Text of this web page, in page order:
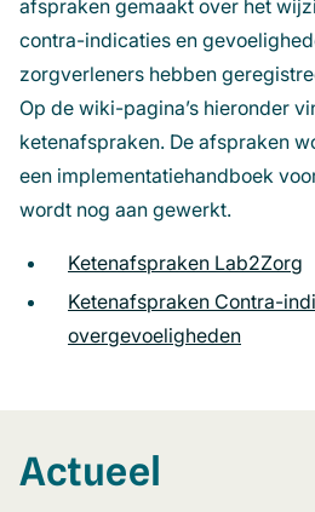
afspraken gemaakt over het
contra-indicaties en
zorgverleners hebben
Op de wiki-pagina’s hieronder
ketenafspraken. De afspraken
een implementatiehandboek
wordt nog aan gewerkt.
Ketenafspraken Lab2Zorg
Ketenafspraken Contra-
overgevoeligheden
Actueel